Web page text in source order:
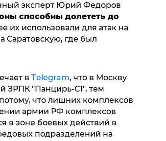
эксперт Юрий Федоров
способны долететь до
их использовали для атак на
Саратовскую, где был
в Тelegram, что в Москву
ЗРПК "Панцирь-С1", тем
что лишних комплексов
армии РФ комплексов
в зоне боевых действий в
подразделений на